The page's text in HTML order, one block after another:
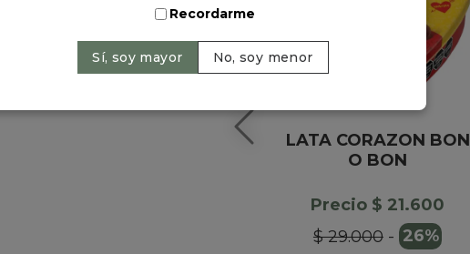
LATA CORAZON BON
O BON
Precio $ 21.600
$ 29.000- 26%
Recordarme